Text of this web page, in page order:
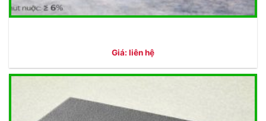
Giá: liên hệ